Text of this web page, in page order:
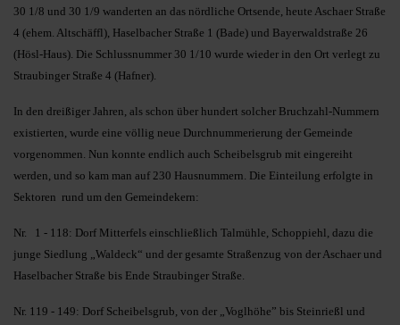
30 1/8 und 30 1/9 wanderten an das nördliche Ortsende, heute Aschaer Straße
4 (ehem. Altschäffl), Haselbacher Straße 1 (Bade) und Bayerwaldstraße 26
(Hösl-Haus). Die Schlussnummer 30 1/10 wurde wieder in den Ort verlegt zu
Straubinger Straße 4 (Hafner).
In den dreißiger Jahren, als schon über hundert solcher Bruchzahl-Nummern
existierten, wurde eine völlig neue Durchnummerierung der Gemeinde
vorgenommen. Nun konnte endlich auch Scheibelsgrub mit eingereiht
werden, und so kam man auf 230 Hausnummern. Die Einteilung erfolgte in
Sektoren rund um den Gemeindekern:
Nr. 1 - 118: Dorf Mitterfels einschließlich Talmühle, Schoppiehl, dazu die
junge Siedlung „Waldeck“ und der gesamte Straßenzug von der Aschaer und
Haselbacher Straße bis Ende Straubinger Straße.
Nr. 119 - 149: Dorf Scheibelsgrub, von der „Voglhöhe” bis Steinrießl und